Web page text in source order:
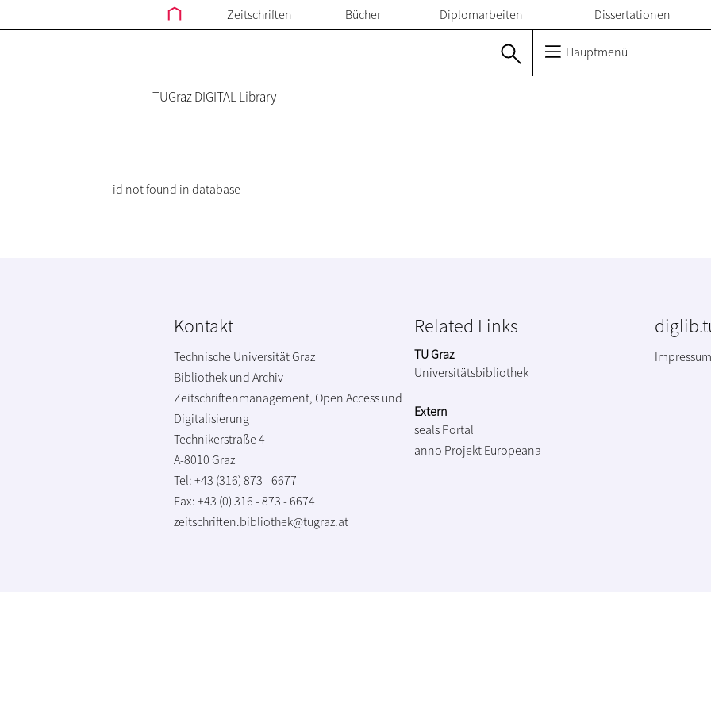
Zeitschriften Bücher Diplomarbeiten Dissertationen
Hauptmenü
TUGraz DIGITAL Library
id not found in database
Kontakt
Technische Universität Graz
Bibliothek und Archiv
Zeitschriftenmanagement, Open Access und
Digitalisierung
Technikerstraße 4
A-8010 Graz
Tel: +43 (316) 873 - 6677
Fax: +43 (0) 316 - 873 - 6674
zeitschriften.bibliothek@tugraz.at
Related Links
TU Graz
Universitätsbibliothek
Extern
seals Portal
anno Projekt Europeana
Impressum